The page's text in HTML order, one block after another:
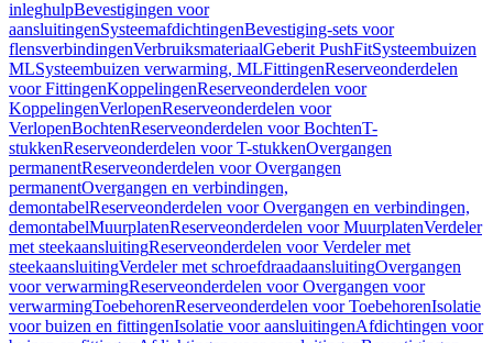
inleghulpBevestigingen voor
aansluitingenSysteemafdichtingenBevestiging-sets voor
flensverbindingenVerbruiksmateriaalGeberit PushFitSysteembuizen
MLSysteembuizen verwarming, MLFittingenReserveonderdelen
voor FittingenKoppelingenReserveonderdelen voor
KoppelingenVerlopenReserveonderdelen voor
VerlopenBochtenReserveonderdelen voor BochtenT-
stukkenReserveonderdelen voor T-stukkenOvergangen
permanentReserveonderdelen voor Overgangen
permanentOvergangen en verbindingen,
demontabelReserveonderdelen voor Overgangen en verbindingen,
demontabelMuurplatenReserveonderdelen voor MuurplatenVerdeler
met steekaansluitingReserveonderdelen voor Verdeler met
steekaansluitingVerdeler met schroefdraadaansluitingOvergangen
voor verwarmingReserveonderdelen voor Overgangen voor
verwarmingToebehorenReserveonderdelen voor ToebehorenIsolatie
voor buizen en fittingenIsolatie voor aansluitingenAfdichtingen voor